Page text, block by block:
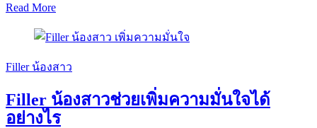
Read Moreความ
ต่าง
ระหว่าง
น้อง
สาว
Filler น้องสาว
Filler น้องสาวช่วยเพิ่มความมั่นใจได้
อย่างไร